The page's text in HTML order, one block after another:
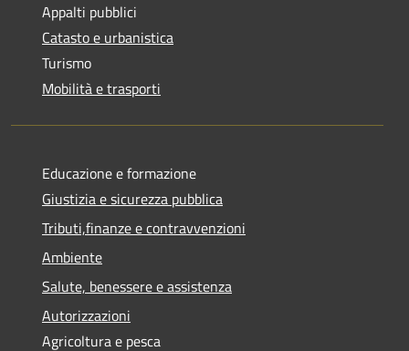
Appalti pubblici
Catasto e urbanistica
Turismo
Mobilità e trasporti
Educazione e formazione
Giustizia e sicurezza pubblica
Tributi,finanze e contravvenzioni
Ambiente
Salute, benessere e assistenza
Autorizzazioni
Agricoltura e pesca